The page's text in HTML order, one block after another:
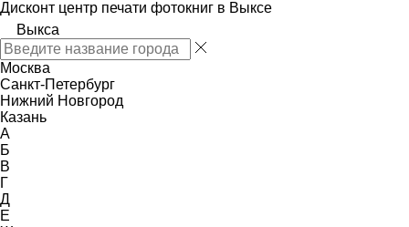
Дисконт центр печати фотокниг в Выксе
Выкса
Москва
Санкт-Петербург
Нижний Новгород
Казань
А
Б
В
Г
Д
Е